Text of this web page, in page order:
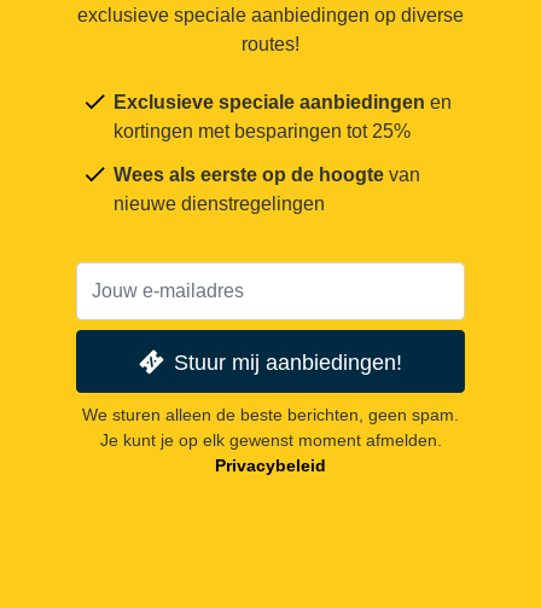
exclusieve speciale aanbiedingen op diverse
routes!
Exclusieve speciale aanbiedingen en
kortingen met besparingen tot 25%
Wees als eerste op de hoogte van
nieuwe dienstregelingen
Stuur mij aanbiedingen!
We sturen alleen de beste berichten, geen spam.
Je kunt je op elk gewenst moment afmelden.
Privacybeleid